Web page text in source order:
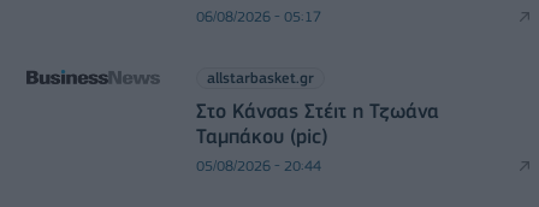
06/08/2026 - 05:17
allstarbasket.gr
Στο Κάνσας Στέιτ η Τζωάνα
Ταμπάκου (pic)
05/08/2026 - 20:44